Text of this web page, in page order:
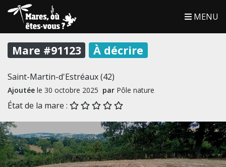
MENU
Mare #91123 À décrire
Saint-Martin-d'Estréaux (42)
Ajoutée le 30 octobre 2025 par Pôle nature
État de la mare :